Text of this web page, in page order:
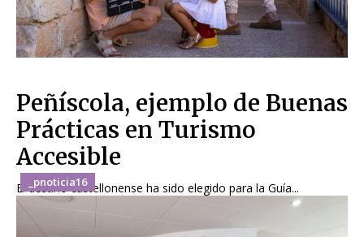
_pnoticia16
Peñíscola, ejemplo de Buenas
Prácticas en Turismo
Accesible
El destino castellonense ha sido elegido para la Guía...